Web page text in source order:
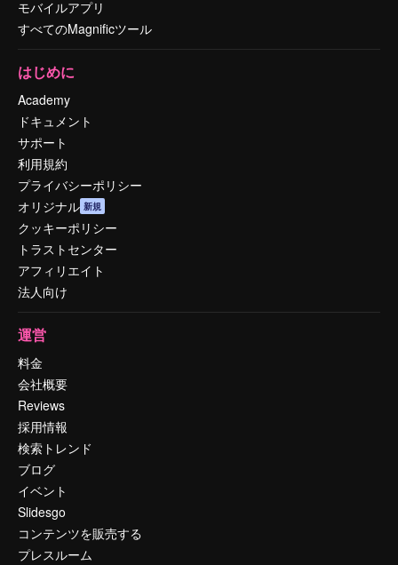
モバイルアプリ
すべてのMagnificツール
はじめに
Academy
ドキュメント
サポート
利用規約
プライバシーポリシー
オリジナル 新規
クッキーポリシー
トラストセンター
アフィリエイト
法人向け
運営
料金
会社概要
Reviews
採用情報
検索トレンド
ブログ
イベント
Slidesgo
コンテンツを販売する
プレスルーム